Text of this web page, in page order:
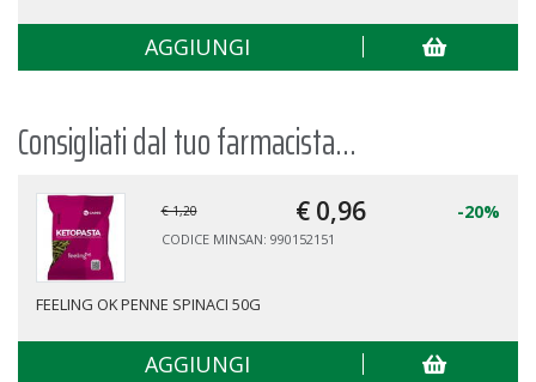
AGGIUNGI
Consigliati dal tuo farmacista...
€ 1,20 € 0,96 -20%
CODICE MINSAN: 990152151
FEELING OK PENNE SPINACI 50G
AGGIUNGI